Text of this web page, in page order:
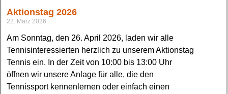
Aktionstag 2026
22. März 2026
Am Sonntag, den 26. April 2026, laden wir alle
Tennisinteressierten herzlich zu unserem Aktionstag
Tennis ein. In der Zeit von 10:00 bis 13:00 Uhr
öffnen wir unsere Anlage für alle, die den
Tennissport kennenlernen oder einfach einen